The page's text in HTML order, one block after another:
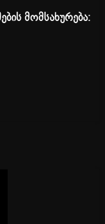
მომსახურება: